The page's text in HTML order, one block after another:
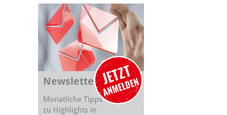
Newsletter
Monatliche Tipps
zu Highlights in